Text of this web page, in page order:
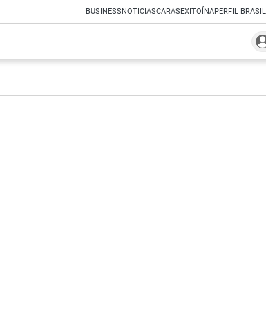
BUSINESSNOTICIASCARASEXITOÍNAPERFIL BRASIL